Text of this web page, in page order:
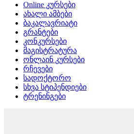
Online კურსები
ახალი ამბები
ბაკალავრიატი
გრანტები
კონკურსები
მაგისტრატურა
ონლაინ კურსები
რჩევები
სადოქტორო
სხვა სტიპენდიები
ტრენინგები